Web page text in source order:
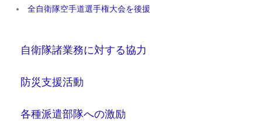
全自衛隊空手道選手権大会を後援
自衛隊諸業務に対する協力
防災支援活動
各種派遣部隊への激励